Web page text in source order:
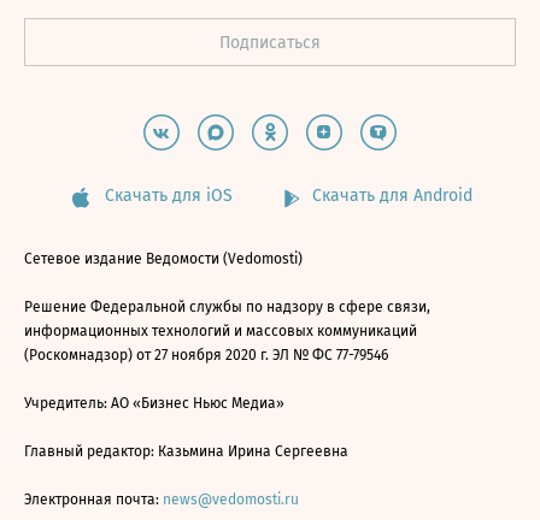
Скачать для iOS Скачать для Android
Сетевое издание Ведомости (Vedomosti)
Решение Федеральной службы по надзору в сфере связи,
информационных технологий и массовых коммуникаций
(Роскомнадзор) от 27 ноября 2020 г. ЭЛ № ФС 77-79546
Учредитель: АО «Бизнес Ньюс Медиа»
Главный редактор: Казьмина Ирина Сергеевна
Электронная почта: news@vedomosti.ru